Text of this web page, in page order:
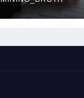
ставки и